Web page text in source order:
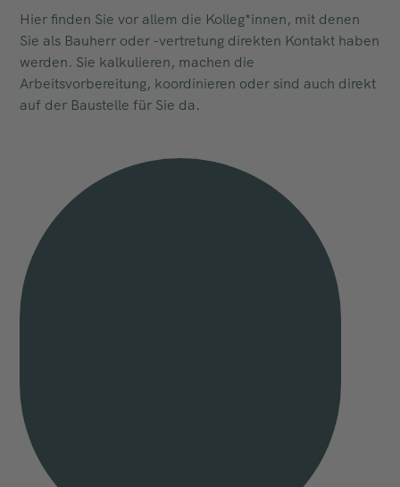
Hier finden Sie vor allem die Kolleg*innen, mit denen
Sie als Bauherr oder -vertretung direkten Kontakt haben
werden. Sie kalkulieren, machen die
Arbeitsvorbereitung, koordinieren oder sind auch direkt
auf der Baustelle für Sie da.